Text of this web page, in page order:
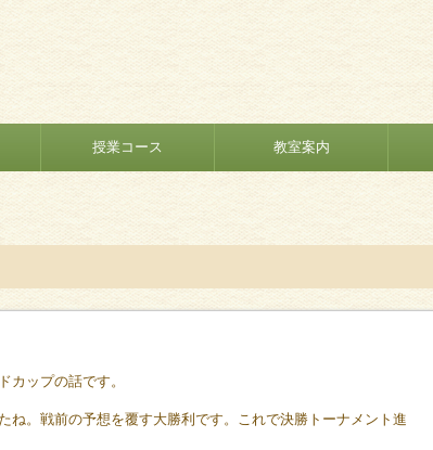
授業コース 教室案内
カップの話です。
ね。戦前の予想を覆す大勝利です。これで決勝トーナメント進